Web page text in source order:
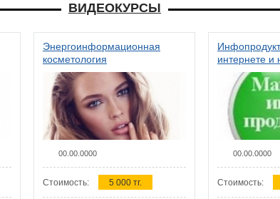
ВИДЕОКУРСЫ
Энергоинформационная
косметология
00.00.0000
Стоимость: 5 000 тг.
интернете и
00.00.0000
Стоимость: